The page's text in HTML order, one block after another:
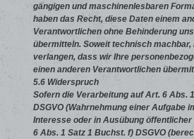
gängigen und maschinenlesbaren
haben das Recht, diese Daten einem
Verantwortlichen ohne Behinderung
übermitteln. Soweit technisch machbar,
verlangen, dass wir Ihre
einen anderen Verantwortlichen
5.6 Widerspruch
Sofern die Verarbeitung auf Art. 6 Abs.
DSGVO (Wahrnehmung einer Aufgabe
Interesse oder in Ausübung öffentlicher
6 Abs. 1 Satz 1 Buchst. f) DSGVO